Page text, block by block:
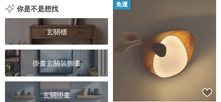
你是不是想找
玄關櫃
掛畫玄關裝飾畫
玄關掛畫
免運